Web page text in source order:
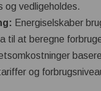
og vedligeholdes.
Energiselskaber
til at beregne
og